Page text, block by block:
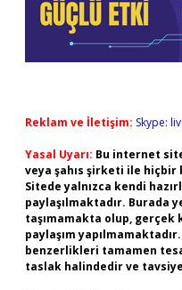
Reklam ve İletişim: Skype:
Yasal Uyarı: Bu internet
veya şahıs şirketi ile hiçbir
Sitede yalnızca kendi
paylaşılmaktadır. Burada
taşımamakta olup, gerçek
paylaşım
benzerlikleri tamamen
taslak halindedir ve